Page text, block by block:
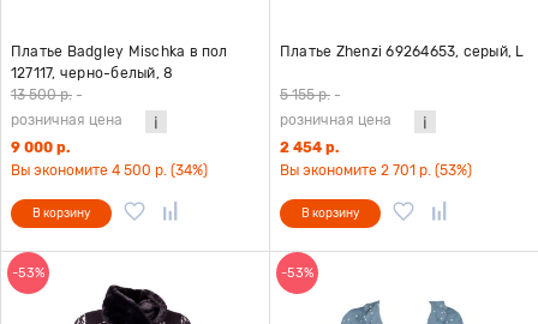
Платье Badgley Mischka в пол
127117, черно-белый, 8
13 500 р. -
розничная цена
9 000 р.
Вы экономите 4 500 р. (34%)
В корзину
Платье Zhenzi 69264653, серый, L
5 155 р. -
розничная цена
2 454 р.
Вы экономите 2 701 р. (53%)
В корзину
-53% -53%